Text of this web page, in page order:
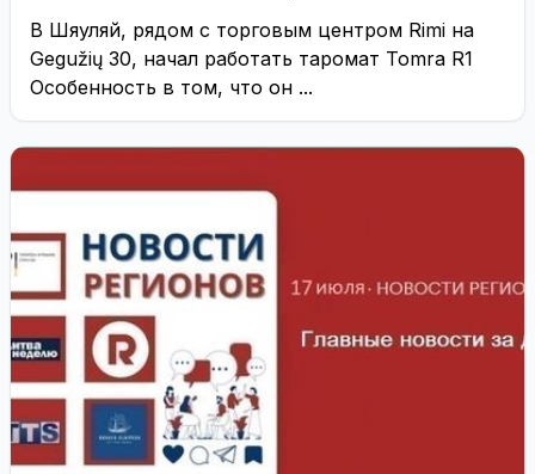
В Шяуляй, рядом с торговым центром Rimi на
Gegužių 30, начал работать таромат Tomra R1
Особенность в том, что он ...